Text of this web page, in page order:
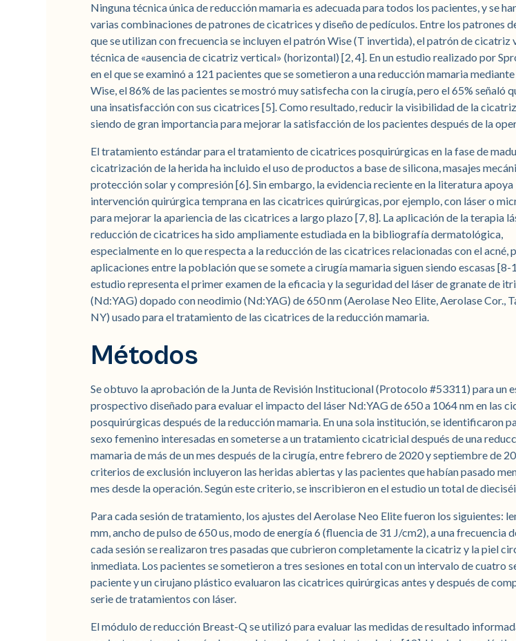
Ninguna técnica única de reducción mamaria es adecuada para todos los pacientes, y se
varias combinaciones de patrones de cicatrices y diseño de pedículos. Entre los patrones
que se utilizan con frecuencia se incluyen el patrón Wise (T invertida), el patrón de cicatriz
técnica de «ausencia de cicatriz vertical» (horizontal) [2, 4]. En un estudio realizado por
en el que se examinó a 121 pacientes que se sometieron a una reducción mamaria
Wise, el 86% de las pacientes se mostró muy satisfecha con la cirugía, pero el 65% señaló
una insatisfacción con sus cicatrices [5]. Como resultado, reducir la visibilidad de la
siendo de gran importancia para mejorar la satisfacción de los pacientes después de la
El tratamiento estándar para el tratamiento de cicatrices posquirúrgicas en la fase de
cicatrización de la herida ha incluido el uso de productos a base de silicona, masajes
protección solar y compresión [6]. Sin embargo, la evidencia reciente en la literatura apoya
intervención quirúrgica temprana en las cicatrices quirúrgicas, por ejemplo, con láser o
para mejorar la apariencia de las cicatrices a largo plazo [7, 8]. La aplicación de la terapia
reducción de cicatrices ha sido ampliamente estudiada en la bibliografía dermatológica,
especialmente en lo que respecta a la reducción de las cicatrices relacionadas con el acné,
aplicaciones entre la población que se somete a cirugía mamaria siguen siendo escasas [8-
estudio representa el primer examen de la eficacia y la seguridad del láser de granate de
(Nd:YAG) dopado con neodimio (Nd:YAG) de 650 nm (Aerolase Neo Elite, Aerolase Cor.,
NY) usado para el tratamiento de las cicatrices de la reducción mamaria.
Métodos
Se obtuvo la aprobación de la Junta de Revisión Institucional (Protocolo #53311) para un
prospectivo diseñado para evaluar el impacto del láser Nd:YAG de 650 a 1064 nm en las
posquirúrgicas después de la reducción mamaria. En una sola institución, se identificaron
sexo femenino interesadas en someterse a un tratamiento cicatricial después de una
mamaria de más de un mes después de la cirugía, entre febrero de 2020 y septiembre de
criterios de exclusión incluyeron las heridas abiertas y las pacientes que habían pasado
mes desde la operación. Según este criterio, se inscribieron en el estudio un total de
Para cada sesión de tratamiento, los ajustes del Aerolase Neo Elite fueron los siguientes:
mm, ancho de pulso de 650 us, modo de energía 6 (fluencia de 31 J/cm2), a una frecuencia
cada sesión se realizaron tres pasadas que cubrieron completamente la cicatriz y la piel
inmediata. Los pacientes se sometieron a tres sesiones en total con un intervalo de cuatro
paciente y un cirujano plástico evaluaron las cicatrices quirúrgicas antes y después de
serie de tratamientos con láser.
El módulo de reducción Breast-Q se utilizó para evaluar las medidas de resultado